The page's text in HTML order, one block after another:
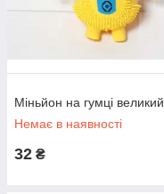
Міньйон на гумці великий
Немає в наявності
32 ₴